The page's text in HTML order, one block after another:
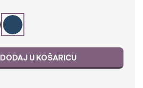
DODAJ U KOŠARICU